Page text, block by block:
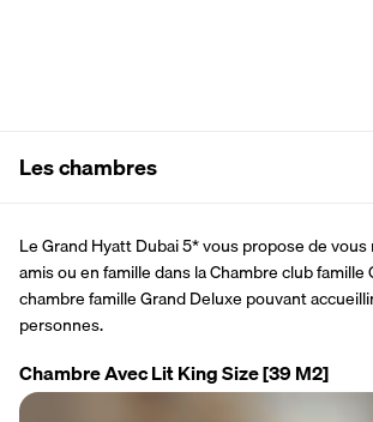
Les chambres
Le Grand Hyatt Dubai 5* vous propose de
amis ou en famille dans la Chambre club famille
chambre famille Grand Deluxe pouvant
personnes.
Chambre Avec Lit King Size[39 M2]